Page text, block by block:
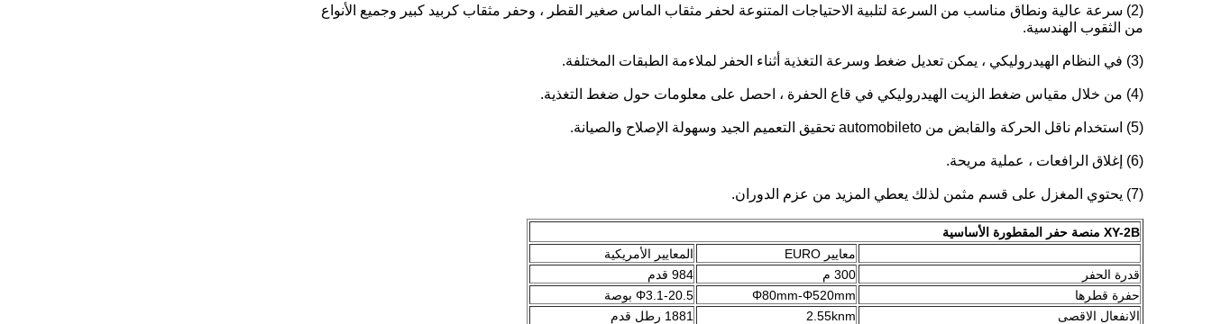
(2) سرعة عالية ونطاق مناسب من السرعة لتلبية الاحتياجات المتنوعة لحفر مثقاب الماس صغير القطر ، وحفر مثقاب كربيد كبير وجميع الأنواع
من الثقوب الهندسية.
(3) في النظام الهيدروليكي ، يمكن تعديل ضغط وسرعة التغذية أثناء الحفر لملاءمة الطبقات المختلفة.
(4) من خلال مقياس ضغط الزيت الهيدروليكي في قاع الحفرة ، احصل على معلومات حول ضغط التغذية.
(5) استخدام ناقل الحركة والقابض من automobileto تحقيق التعميم الجيد وسهولة الإصلاح والصيانة.
(6) إغلاق الرافعات ، عملية مريحة.
(7) يحتوي المغزل على قسم مثمن لذلك يعطي المزيد من عزم الدوران.
XY-2B منصة حفر المقطورة الأساسية
معايير EURO
المعايير الأمريكية
قدرة الحفر
300 م
984 قدم
حفرة قطرها
Φ80mm-Φ520mm
Φ3.1-20.5 بوصة
الانفعال الاقصى
2.55knm
1881 رطل قدم